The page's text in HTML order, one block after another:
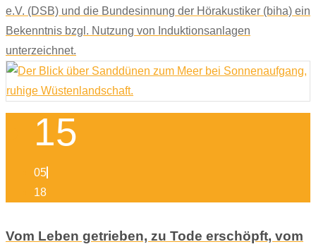
e.V. (DSB) und die Bundesinnung der Hörakustiker (biha) ein
Bekenntnis bzgl. Nutzung von Induktionsanlagen
unterzeichnet.
15
05
18
Vom Leben getrieben, zu Tode erschöpft, vom